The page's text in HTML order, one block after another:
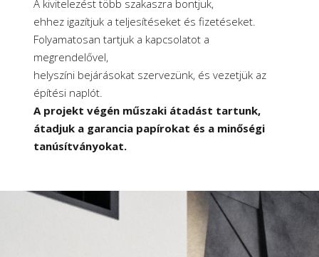
A kivitelezést több szakaszra bontjuk,
ehhez igazítjuk a teljesítéseket és fizetéseket.
Folyamatosan tartjuk a kapcsolatot a
megrendelővel,
helyszíni bejárásokat szervezünk, és vezetjük az
építési naplót.
A projekt végén műszaki átadást tartunk,
átadjuk a garancia papírokat és a minőségi
tanúsítványokat.